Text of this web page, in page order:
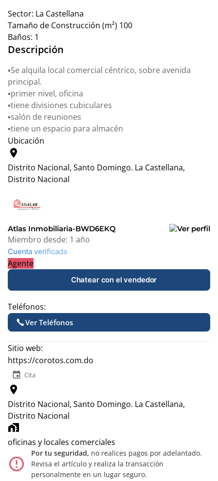
Sector: La Castellana
Tamaño de Construcción (m²) 100
Baños: 1
Descripción
▪️Se alquila local comercial céntrico, sobre avenida
principal.
▪️primer nivel, oficina
▪️tiene divisiones cubiculares
▪️salón de reuniones
▪️tiene un espacio para almacén
Ubicación
location_on
Distrito Nacional, Santo Domingo. La Castellana,
Distrito Nacional
+
−
Atlas Inmobiliaria-BWD6EKQ
Miembro desde: 1 año
Cuenta verificada
Agente
Chatear con el vendedor
Teléfonos:
Ver Teléfonos
Sitio web:
https://corotos.com.do
event Cita
location_on
Distrito Nacional, Santo Domingo. La Castellana,
Distrito Nacional
home_work
oficinas y locales comerciales
error_outline
Por tu seguridad, no realices pagos por adelantado.
Revisa el artículo y realiza la transacción
personalmente en un lugar seguro.